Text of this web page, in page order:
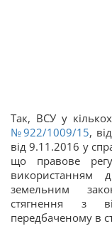
Так, ВСУ у
№922/1009/15,
від 9.11.2016 у
що правове
використанням
земельним
стягнення з
передбаченому в